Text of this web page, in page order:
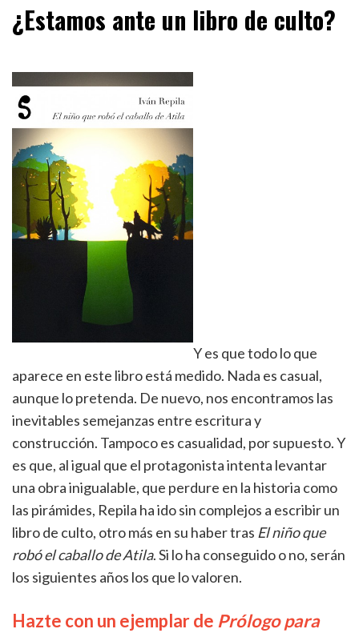
¿Estamos ante un libro de culto?
Y es que todo lo que
aparece en este libro está medido. Nada es casual,
aunque lo pretenda. De nuevo, nos encontramos las
inevitables semejanzas entre escritura y
construcción. Tampoco es casualidad, por supuesto. Y
es que, al igual que el protagonista intenta levantar
una obra inigualable, que perdure en la historia como
las pirámides, Repila ha ido sin complejos a escribir un
libro de culto, otro más en su haber tras El niño que
robó el caballo de Atila. Si lo ha conseguido o no, serán
los siguientes años los que lo valoren.
Hazte con un ejemplar de Prólogo para